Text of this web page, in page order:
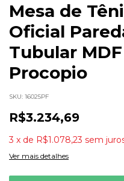
Mesa de
Oficial
Tubular
Procopio
SKU: 16025PF
R$3.234,69
3 x de R$1.078,23 sem
Ver mais detalhes